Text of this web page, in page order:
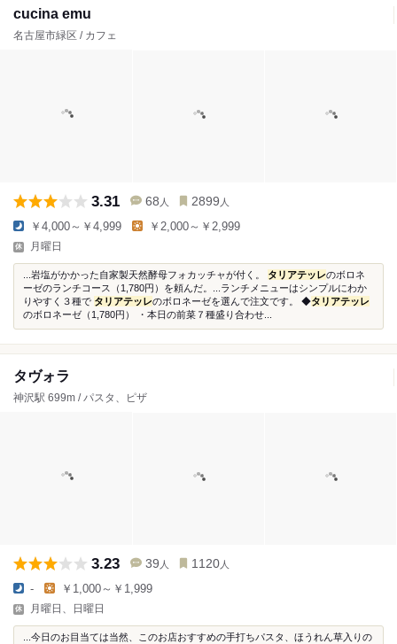
cucina emu
名古屋市緑区 / カフェ
3.31 68 人 2899 人
￥4,000～￥4,999 ￥2,000～￥2,999
月曜日
...岩塩がかかった自家製天然酵母フォカッチャが付く。 タリアテッレのボロネ
ーゼのランチコース（1,780円）を頼んだ。...ランチメニューはシンプルにわか
りやすく３種で タリアテッレのボロネーゼを選んで注文です。 ◆タリアテッレ
のボロネーゼ（1,780円） ・本日の前菜７種盛り合わせ...
タヴォラ
神沢駅 699m / パスタ、ピザ
3.23 39 人 1120 人
- ￥1,000～￥1,999
月曜日、日曜日
...今日のお目当ては当然、このお店おすすめの手打ちパスタ、ほうれん草入りの